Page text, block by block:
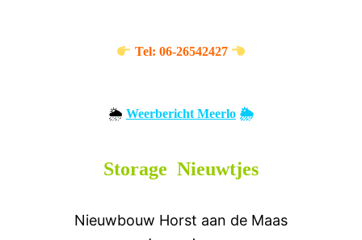
Tel: 06-26542427
🌦️ Weerbericht Meerlo 🌦️
Storage Nieuwtjes
Nieuwbouw Horst aan de Maas